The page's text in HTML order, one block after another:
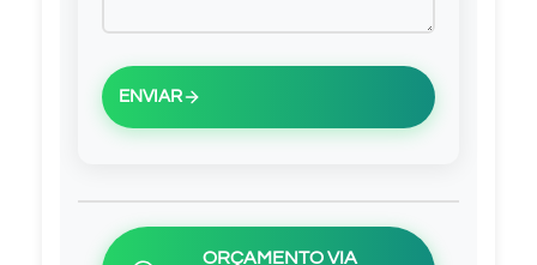
ENVIAR
ORÇAMENTO VIA